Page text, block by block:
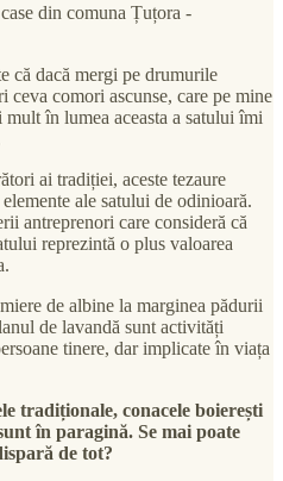
din comuna Țuțora -
că dacă mergi pe drumurile
ceva comori ascunse, care pe mine
în lumea aceasta a satului îmi
ai tradiției, aceste tezaure
ale satului de odinioară.
antreprenori care consideră că
reprezintă o plus valoarea
de albine la marginea pădurii
de lavandă sunt activități
tinere, dar implicate în viața
tradiționale, conacele boierești
în paragină. Se mai poate
de tot?